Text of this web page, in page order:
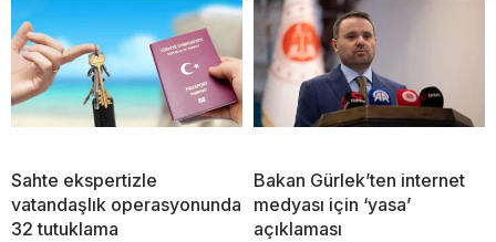
Sahte ekspertizle
vatandaşlık operasyonunda
32 tutuklama
Bakan Gürlek’ten internet
medyası için ‘yasa’
açıklaması